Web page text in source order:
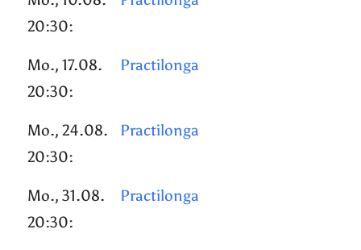
20:30:
Mo., 17.08.
20:30:
Practilonga
Mo., 24.08.
20:30:
Practilonga
Mo., 31.08.
20:30:
Practilonga